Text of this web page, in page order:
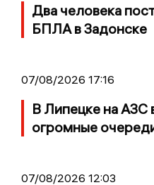
Два человека
БПЛА в Задонске
07/08/2026 17:16
В Липецке на АЗС
огромные
07/08/2026 12:03